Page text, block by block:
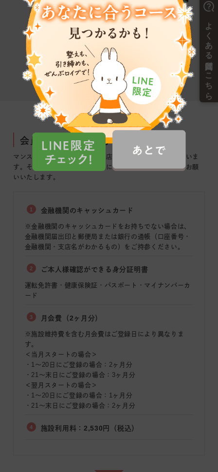
会員登録に必要なもの
マンスリー会員へのご登録は、店舗にて登録手続きがございま
す。
その際、以下のものが必要になりますので、ご用意をお願
いいたします。
1 金融機関のキャッシュカード
※金融機関のキャッシュカードをお持ちでない場合は、
金融機関届出印と郵便局または銀行の通帳（口座番号・
金融機関・支店名がわかるもの）をご持参ください。
2 ご本人様確認ができる身分証明書
運転免許書・健康保険証・パスポート・マイナンバーカ
ード
3 月会費（2ヶ月分）
※施設維持費を含む月会費はご登録日により異なりま
す。
＜当月スタートの場合＞
・1〜20日にご登録の場合：2ヶ月分
・21〜末日にご登録の場合：3ヶ月分
＜翌月スタートの場合＞
・1〜20日にご登録の場合：1ヶ月分
・21〜末日にご登録の場合：2ヶ月分
4 施設利用料：2,530円（税込）